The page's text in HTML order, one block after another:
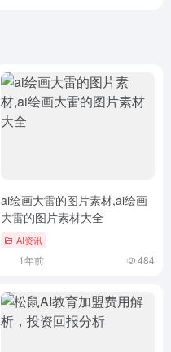
ai绘画大雷的图片素材,ai绘画
大雷的图片素材大全
AI资讯
1年前 484